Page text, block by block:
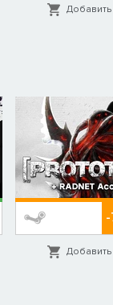
Добавить
-
Добавить